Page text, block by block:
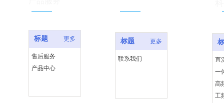
标题 更多
售后服务
产品中心
标题 更多
联系我们
直
一
高
工